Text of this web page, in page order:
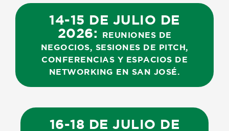
14-15 DE JULIO DE
2026:
REUNIONES DE
NEGOCIOS, SESIONES DE PITCH,
CONFERENCIAS Y ESPACIOS DE
NETWORKING EN SAN JOSÉ.
16-18 DE JULIO DE